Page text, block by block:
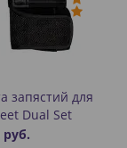
запястий для
Dual Set
руб.